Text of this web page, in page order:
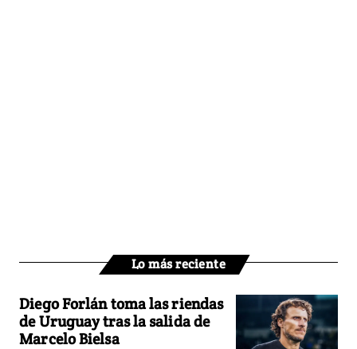
Lo más reciente
Diego Forlán toma las riendas
de Uruguay tras la salida de
Marcelo Bielsa